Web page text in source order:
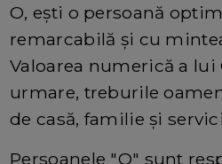
O, ești o persoană
remarcabilă și cu
Valoarea numerică a lui
urmare, treburile
de casă, familie și
Persoanele "O" sunt